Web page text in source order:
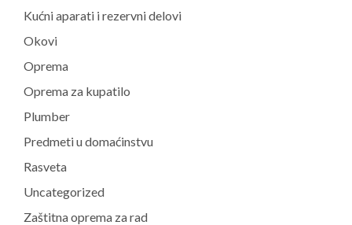
Kućni aparati i rezervni delovi
Okovi
Oprema
Oprema za kupatilo
Plumber
Predmeti u domaćinstvu
Rasveta
Uncategorized
Zaštitna oprema za rad